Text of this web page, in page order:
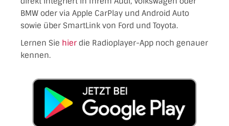
BMW oder via Apple CarPlay und Android Auto
sowie über SmartLink von Ford und Toyota.
Lernen Sie hier die Radioplayer-App noch genauer
kennen.